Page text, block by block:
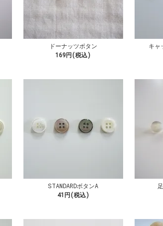
ドーナッツボタン
169円(税込)
キャ
STANDARDボタンA
41円(税込)